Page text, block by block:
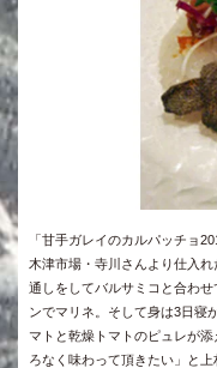
「甘手ガレイのカルパッチョ
木津市場・寺川さんより仕入
通しをしてバルサミコと合わ
ンでマリネ。そして身は3日寝
マトと乾燥トマトのピュレが
ろなく味わって頂きたい」と